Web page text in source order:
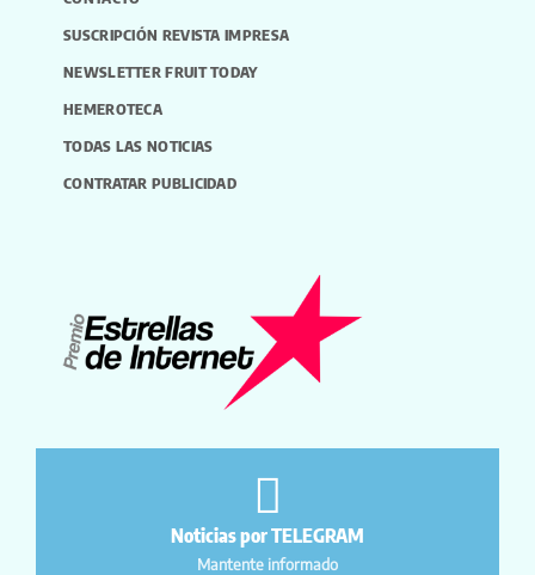
SUSCRIPCIÓN REVISTA IMPRESA
NEWSLETTER FRUIT TODAY
HEMEROTECA
TODAS LAS NOTICIAS
CONTRATAR PUBLICIDAD
Noticias por TELEGRAM
Mantente informado